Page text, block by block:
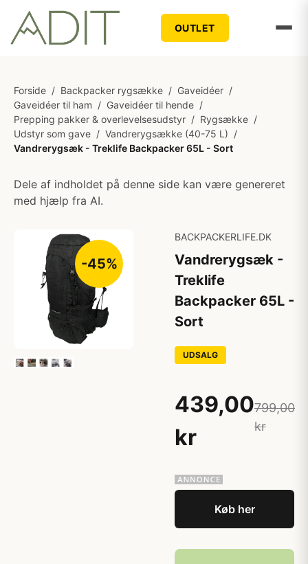
OUTLET
Forside / Backpacker rygsække / Gaveidéer /
Gaveidéer til ham / Gaveidéer til hende /
Prepping pakker & overlevelsesudstyr / Rygsække /
Udstyr som gave / Vandrerygsække (40-75 L) /
Vandrerygsæk - Treklife Backpacker 65L - Sort
Dele af indholdet på denne side kan være genereret
med hjælp fra AI.
-45%
BACKPACKERLIFE.DK
Vandrerygsæk -
Treklife
Backpacker 65L -
Sort
UDSALG
439,00
kr
799,00
kr
Køb her